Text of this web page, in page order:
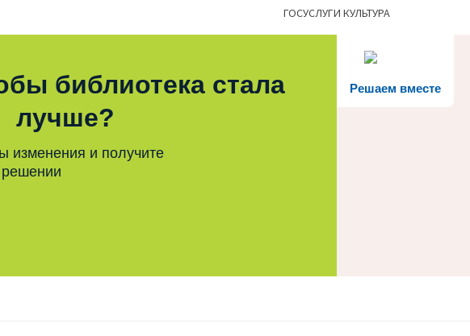
ГОСУСЛУГИ КУЛЬТУРА
Решаем вместе
библиотека стала
лучше?
изменения и получите
решении